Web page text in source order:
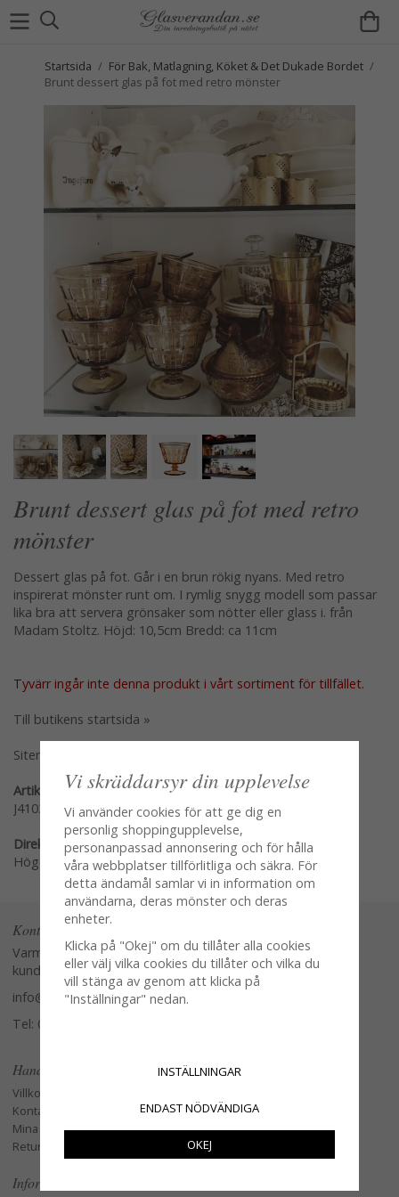
Startsida / För Bak, Matlagning, Köket & Det Dukade Bordet /
Brunt dessert glas på fot med retro mönster
Brunt dessert glas på fot med retro
mönster
Dessert glas på fot. Går i en brun rökig nyans. Med retro
inspirerat mönster runt om. I rymlig snygg modell som passar
lika bra att servera grönsaker som nötter eller glass i. från
Madam Stoltz. Höjd: 10,5cm Bredd: ca 11cm
Tyvärr ingår inte denna produkt i vårt sortiment för tillfället.
Till butikens startsida »
Sitemap »
Artikelnummer:
J410374CF
Direktlänk:
Högerklicka och kopiera adressen
Kontakta oss
Varmt välkommen att kontakta vår
kundtjänst.
info@glasverandan.se
Tel: 079-3495968
Handla
Villkor
Kontakta oss
Mina favoriter
Retur och Reklamation
Information
Vi skräddarsyr din upplevelse
Vi använder cookies för att ge dig en
personlig shoppingupplevelse,
personanpassad annonsering och för hålla
våra webbplatser tillförlitliga och säkra. För
detta ändamål samlar vi in information om
användarna, deras mönster och deras
enheter.
Klicka på "Okej" om du tillåter alla cookies
eller välj vilka cookies du tillåter och vilka du
vill stänga av genom att klicka på
"Inställningar" nedan.
INSTÄLLNINGAR
ENDAST NÖDVÄNDIGA
OKEJ